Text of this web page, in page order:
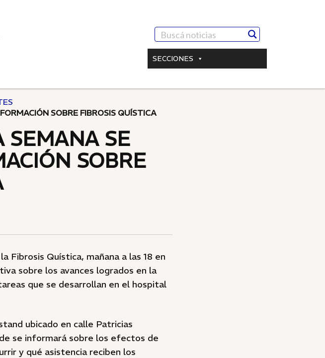
SECCIONES
SOBRE FIBROSIS QUÍSTICA
SEMANA SE
SOBRE
Fibrosis Quística, mañana a las 18 en
sobre los avances logrados en la
que se desarrollan en el hospital
ubicado en calle Patricias
se informará sobre los efectos de
y qué asistencia reciben los